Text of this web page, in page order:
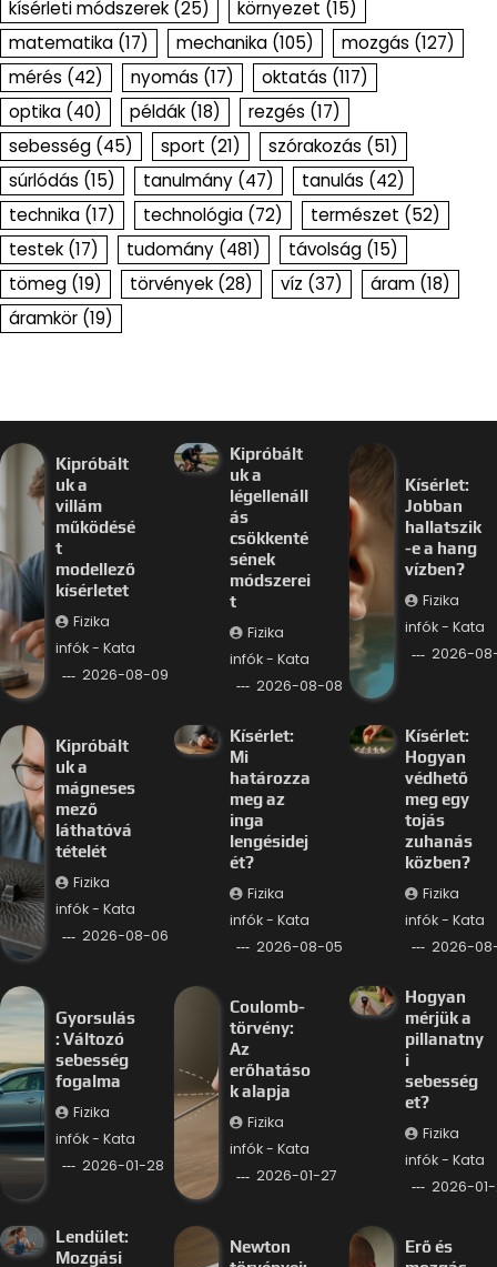
kísérleti módszerek (25) környezet (15)
matematika (17) mechanika (105) mozgás (127)
mérés (42) nyomás (17) oktatás (117)
optika (40) példák (18) rezgés (17)
sebesség (45) sport (21) szórakozás (51)
súrlódás (15) tanulmány (47) tanulás (42)
technika (17) technológia (72) természet (52)
testek (17) tudomány (481) távolság (15)
tömeg (19) törvények (28) víz (37) áram (18)
áramkör (19)
Kipróbált
uk a
villám
működésé
t
modellező
kísérletet
Fizika
infók - Kata
2026-08-09
Kipróbált
uk a
légellenáll
ás
csökkenté
sének
módszerei
t
Fizika
infók - Kata
2026-08-08
Kísérlet:
Jobban
hallatszik
-e a hang
vízben?
Fizika
infók - Kata
2026-
Kipróbált
uk a
mágneses
mező
láthatóvá
tételét
Fizika
infók - Kata
2026-08-06
Kísérlet:
Mi
határozza
meg az
inga
lengésidej
ét?
Fizika
infók - Kata
2026-08-05
Kísérlet:
Hogyan
védhető
meg egy
tojás
zuhanás
közben?
Fizika
infók - Kata
2026-
Gyorsulás
: Változó
sebesség
fogalma
Fizika
infók - Kata
2026-01-28
Coulomb-
törvény:
Az
erőhatáso
k alapja
Fizika
infók - Kata
2026-01-27
Hogyan
mérjük a
pillanatny
i
sebesség
et?
Fizika
infók - Kata
2026-
Lendület:
Mozgási
Newton
Erő és